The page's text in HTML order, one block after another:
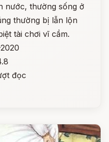
nước, thường sống ở
thường bị lẫn lộn
tài chơi vĩ cầm.
đọc